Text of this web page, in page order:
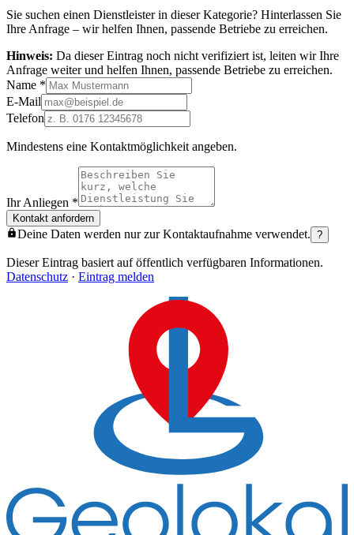
Sie suchen einen Dienstleister in dieser Kategorie? Hinterlassen Sie
Ihre Anfrage – wir helfen Ihnen, passende Betriebe zu erreichen.
Hinweis: Da dieser Eintrag noch nicht verifiziert ist, leiten wir Ihre
Anfrage weiter und helfen Ihnen, passende Betriebe zu erreichen.
Name *
E-Mail
Telefon
Mindestens eine Kontaktmöglichkeit angeben.
Ihr Anliegen *
Kontakt anfordern
Deine Daten werden nur zur Kontaktaufnahme verwendet. ?
Dieser Eintrag basiert auf öffentlich verfügbaren Informationen.
Datenschutz · Eintrag melden